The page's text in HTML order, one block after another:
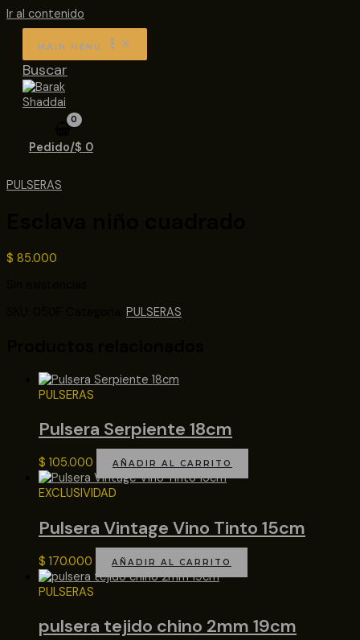
Ir al contenido
MAIN MENU
Buscar
Pedido/$ 0
PULSERAS
$ 85.000
PULSERAS
PULSERAS
Pulsera Serpiente 18cm
$ 105.000 AÑADIR AL CARRITO
EXCLUSIVIDAD
Pulsera Vintage Vino Tinto 15cm
$ 170.000 AÑADIR AL CARRITO
PULSERAS
pulsera tejido chino 2mm 19cm